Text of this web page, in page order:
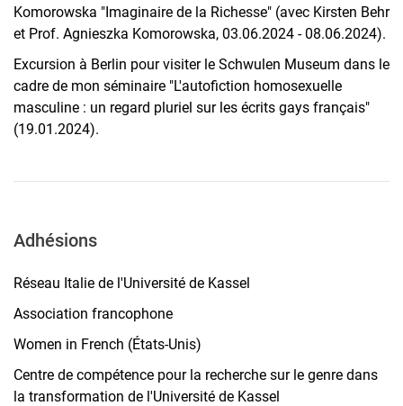
Komorowska "Imaginaire de la Richesse" (avec Kirsten Behr
et Prof. Agnieszka Komorowska, 03.06.2024 - 08.06.2024).
Excursion à Berlin pour visiter le Schwulen Museum dans le
cadre de mon séminaire "L'autofiction homosexuelle
masculine : un regard pluriel sur les écrits gays français"
(19.01.2024).
Adhésions
Réseau Italie de l'Université de Kassel
Association francophone
Women in French (États-Unis)
Centre de compétence pour la recherche sur le genre dans
la transformation de l'Université de Kassel